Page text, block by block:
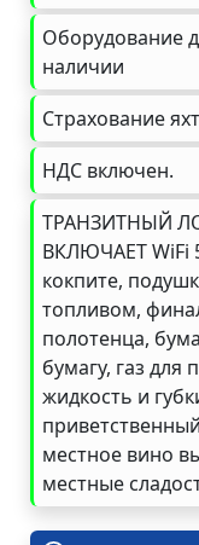
Оборудование
наличии
Страхование яхт
НДС включен.
ТРАНЗИТНЫЙ
ВКЛЮЧАЕТ WiFi
кокпите,
топливом,
полотенца,
бумагу, газ
жидкость и
местное вино
местные